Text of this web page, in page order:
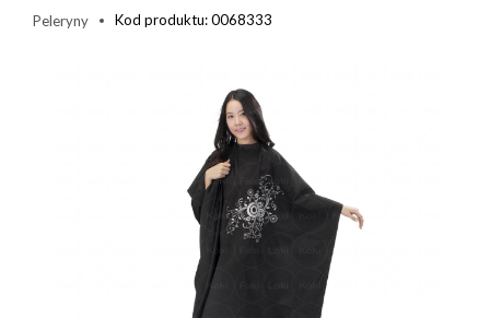
Peleryny Kod produktu: 0068333